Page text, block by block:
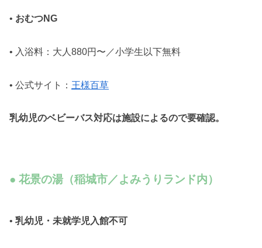
• おむつNG
• 入浴料：大人880円〜／小学生以下無料
• 公式サイト： 王様百草
乳幼児のベビーバス対応は施設によるので要確認。
● 花景の湯（稲城市／よみうりランド内）
• 乳幼児・未就学児入館不可